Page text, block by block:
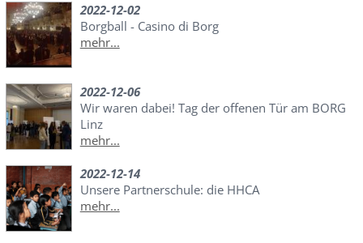
2022-12-02
Borgball - Casino di Borg
mehr...
2022-12-06
Wir waren dabei! Tag der offenen Tür am BORG
Linz
mehr...
2022-12-14
Unsere Partnerschule: die HHCA
mehr...